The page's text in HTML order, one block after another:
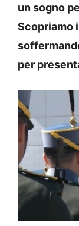
un sogno
Scopriamo
per